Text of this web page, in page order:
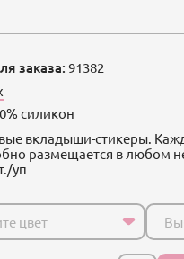
заказа: 91382
силикон
вкладыши-стикеры.
размещается в любом
уп
цвет